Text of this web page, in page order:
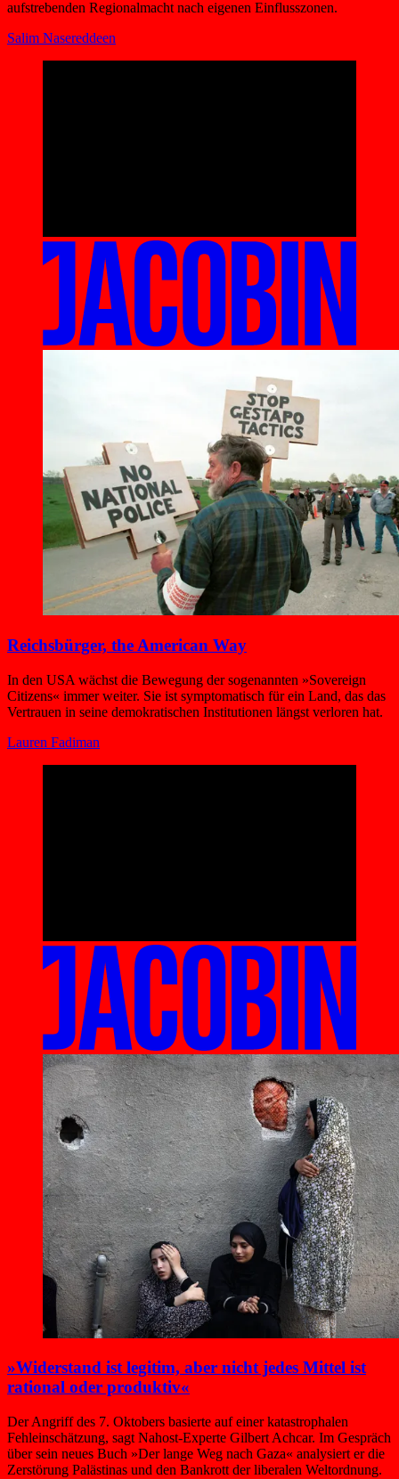
aufstrebenden Regionalmacht nach eigenen Einflusszonen.
Salim Nasereddeen
Reichsbürger, the American Way
In den USA wächst die Bewegung der sogenannten »Sovereign
Citizens« immer weiter. Sie ist symptomatisch für ein Land, das das
Vertrauen in seine demokratischen Institutionen längst verloren hat.
Lauren Fadiman
»Widerstand ist legitim, aber nicht jedes Mittel ist
rational oder produktiv«
Der Angriff des 7. Oktobers basierte auf einer katastrophalen
Fehleinschätzung, sagt Nahost-Experte Gilbert Achcar. Im Gespräch
über sein neues Buch »Der lange Weg nach Gaza« analysiert er die
Zerstörung Palästinas und den Bankrott der liberalen Weltordnung.